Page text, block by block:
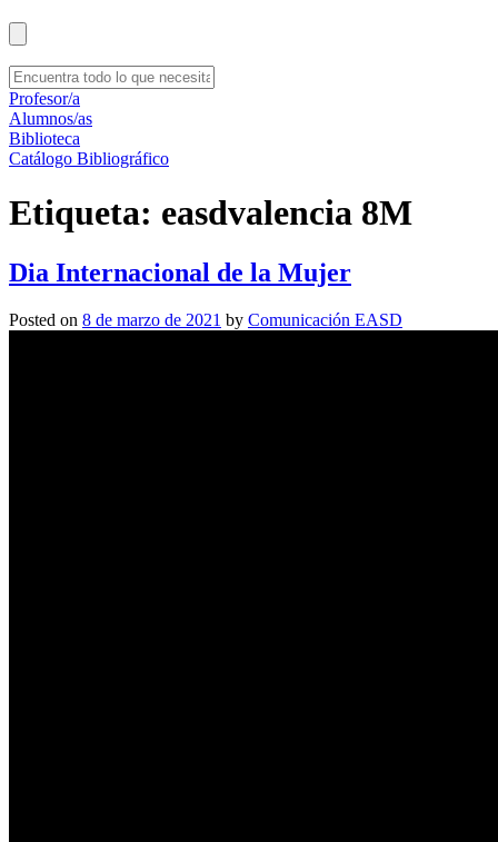
Profesor/a
Alumnos/as
Biblioteca
Catálogo Bibliográfico
Etiqueta: easdvalencia 8M
Dia Internacional de la Mujer
Posted on 8 de marzo de 2021 by Comunicación EASD